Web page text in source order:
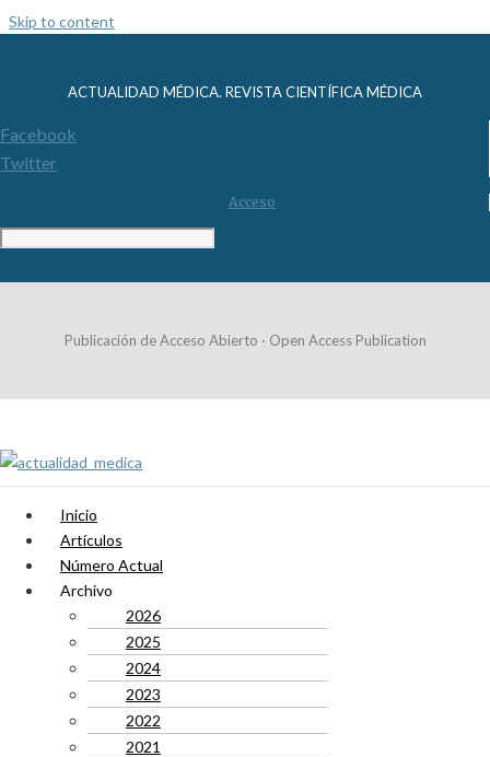
Skip to content
ACTUALIDAD MÉDICA. REVISTA CIENTÍFICA MÉDICA
Facebook
Twitter
Acceso
Publicación de Acceso Abierto · Open Access Publication
Inicio
Artículos
Número Actual
Archivo
2026
2025
2024
2023
2022
2021